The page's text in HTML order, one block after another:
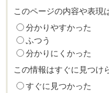
このページの内容や表現
分かりやすかった
ふつう
分かりにくかった
この情報はすぐに見つけ
すぐに見つかった